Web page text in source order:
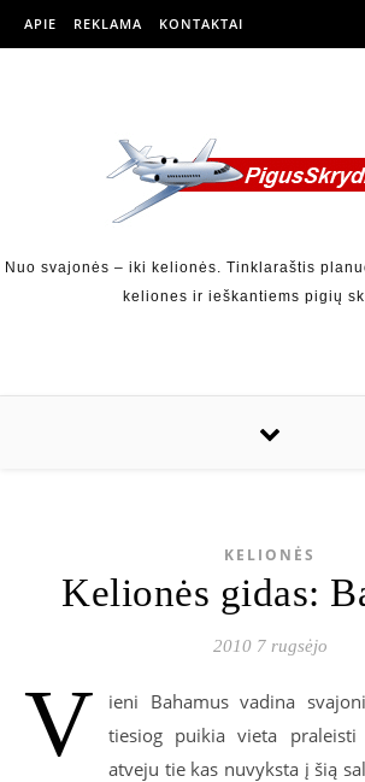
APIE REKLAMA KONTAKTAI
Nuo svajonės – iki kelionės. Tinklaraštis
keliones ir ieškantiems pigių
KELIONĖS
Kelionės gidas:
2010 7 rugsėjo
V
ieni Bahamus vadina
tiesiog puikia vieta
atveju tie kas nuvyksta į šią